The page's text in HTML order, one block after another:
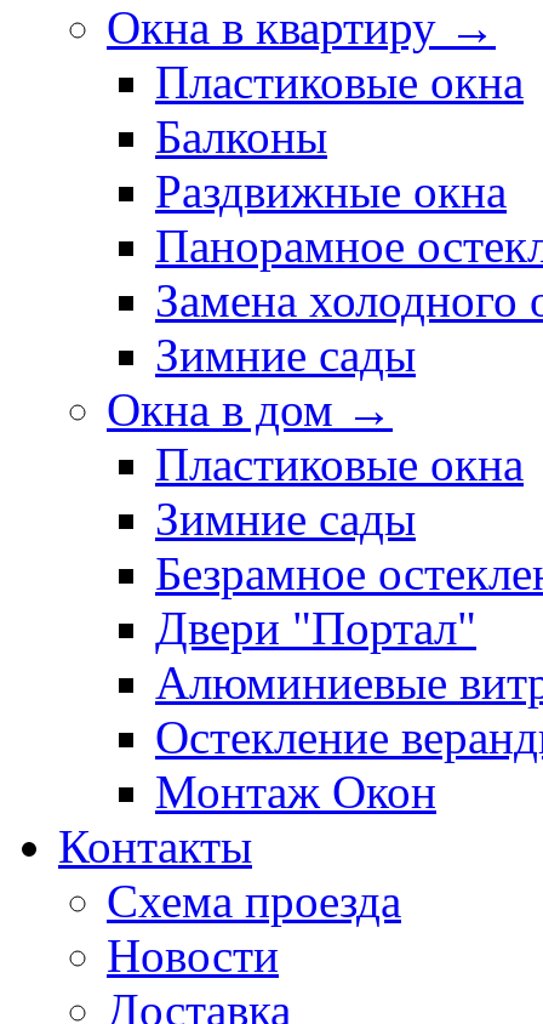
Окна в квартиру →
Пластиковые окна
Балконы
Раздвижные окна
Панорамное
Замена холодного
Зимние сады
Окна в дом →
Пластиковые окна
Зимние сады
Безрамное
Двери "Портал"
Алюминиевые
Остекление
Монтаж Окон
Контакты
Схема проезда
Новости
Доставка